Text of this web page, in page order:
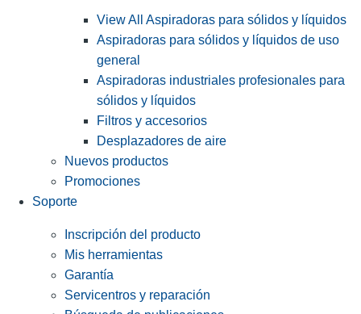
View All Aspiradoras para sólidos y líquidos
Aspiradoras para sólidos y líquidos de uso
general
Aspiradoras industriales profesionales para
sólidos y líquidos
Filtros y accesorios
Desplazadores de aire
Nuevos productos
Promociones
Soporte
Inscripción del producto
Mis herramientas
Garantía
Servicentros y reparación